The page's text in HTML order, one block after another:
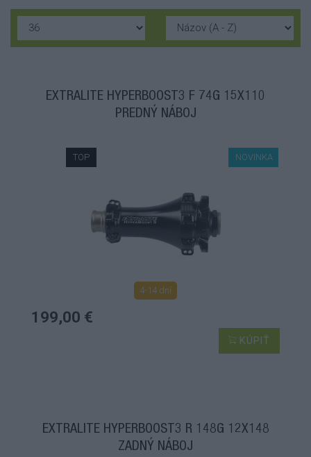
EXTRALITE HYPERBOOST3 F 74G 15X110
PREDNÝ NÁBOJ
NOVINKA
TOP
4-14 dní
199,00 €
KÚPIŤ
EXTRALITE HYPERBOOST3 R 148G 12X148
ZADNÝ NÁBOJ